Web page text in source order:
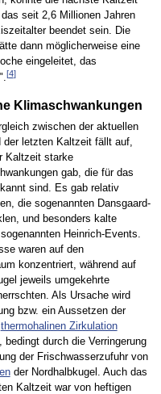
seit 2,6 Millionen Jahren
beendet sein. Die
dann möglicherweise eine
eingeleitet, das
[4]
Klimaschwankungen
zwischen der aktuellen
der letzten Kaltzeit fällt auf,
Kaltzeit starke
gab, die für das
sind. Es gab relativ
die sogenannten Dansgaard-
und besonders kalte
Heinrich-Events.
waren auf den
konzentriert, während auf
jeweils umgekehrte
Als Ursache wird
bzw. ein Aussetzen der
thermohalinen Zirkulation
bedingt durch die Verringerung
der Frischwasserzufuhr von
der Nordhalbkugel. Auch das
Kaltzeit war von heftigen